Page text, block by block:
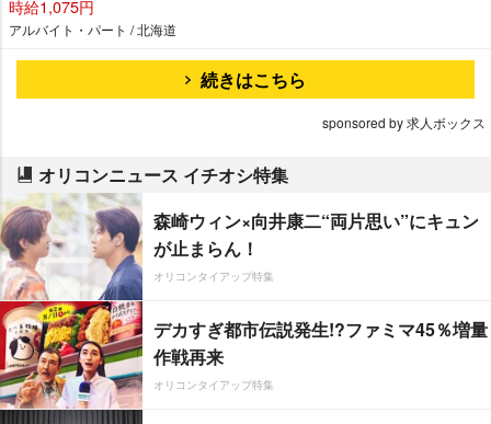
時給1,075円
アルバイト・パート / 北海道
続きはこちら
sponsored by 求人ボックス
オリコンニュース イチオシ特集
森崎ウィン×向井康二“両片思い”にキュン
が止まらん！
オリコンタイアップ特集
デカすぎ都市伝説発生!?ファミマ45％増量
作戦再来
オリコンタイアップ特集